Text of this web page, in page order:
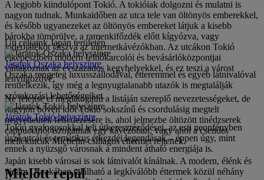
A legjobb kiindulópont Tokió. A tokióiak dolgozni és mulatni is
nagyon tudnak. Munkaidőben az utca tele van öltönyös emberekkel,
és később ugyanezeket az öltönyös embereket látjuk a kisebb
bárokba tömörülve, a ramenkifőzdék előtt kígyózva, vagy
videojátékot játszva az internetkávézókban. Az utcákon Tokió
elképesztően modern felhőkarcolói és bevásárlóközpontjai
váltakoznak az évszázados kegyhelyekkel, és ez teszi a várost
lenyűgözővé.
Ne felejtse el meglátogatni a listáján szereplő nevezetességeket, de
hagyjon bőven időt Tokió sokszínű és csordulásig megtelt
negyedeinek felfedezésére is, ahol jelmezbe öltözött tinédzserek
cappuccinót iszogatnak egy kávézóban, vagy ahol a csendes
mellékutcák Michelin-csillagos éttermet rejtenek.
Japán kisebb városai is sok látnivalót kínálnak. A modern, élénk és
vidám Oszakában található a legkíválóbb éttermek közül néhány
Úti céljaink Japán területén
Járatok Oszaka helyszínre
Oszaka rengeteg luxusszállodával, étteremmel és egyéb látnivalóval
rendelkezik, így még a legnyugtalanabb utazók is megtalálják
szórakozási lehetőségeiket.
Járatok Tokió helyszínre
Tokió gyalogosokkal teli útkereszteződései, az esti neonfényben
úszó utcái és tematikus étkezdéi legendásak – éppen úgy, mint
ennek a nyüzsgő városnak a mindent átható energiája is.
Mielőtt repül